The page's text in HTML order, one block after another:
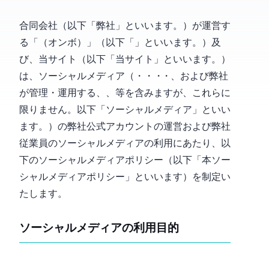
合同会社Blue Sapiens（以下「弊社」といいます。）が運営す
る「Ombo（オンボ）」（以下「Ombo」といいます。）及
び、当 Web サイト（以下「当サイト」といいます。）
は、ソーシャルメディア（Instagram・Twitter・Facebook・YouTube・TikTok、および弊社
が管理・運用する LiveCommerce、Blog、Product-comment 等を含みますが、これらに
限りません。以下「ソーシャルメディア」といい
ます。）の弊社公式アカウントの運営および弊社
従業員のソーシャルメディアの利用にあたり、以
下のソーシャルメディアポリシー（以下「本ソー
シャルメディアポリシー」といいます）を制定い
たします。
ソーシャルメディアの利用目的